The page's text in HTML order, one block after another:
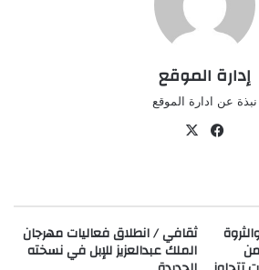
إدارة الموقع
نبذة عن ادارة الموقع
في
المعدنية: الترخيص لـ 102 من
ثقافي / انطلاق فعاليات مهرجان
الملك عبدالعزيز للإبل في نسخته